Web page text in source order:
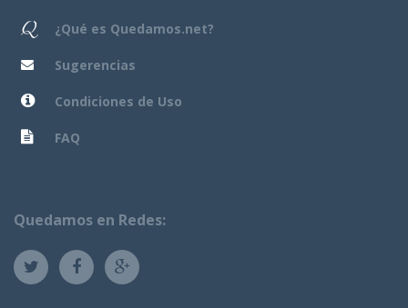
¿Qué es Quedamos.net?
Sugerencias
Condiciones de Uso
FAQ
Quedamos en Redes: